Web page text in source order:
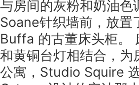
与房间的灰粉和奶油
Soane针织墙前，放置
Buffa 的古董床头柜。
和黄铜台灯相结合，
公寓，Studio Squire